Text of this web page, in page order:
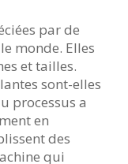
par de
monde. Elles
et tailles.
sont-elles
processus a
en
des
qui